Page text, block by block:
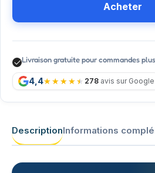
Acheter
Livraison gratuite pour commandes
4,4 278 avis sur Google
DescriptionInformations